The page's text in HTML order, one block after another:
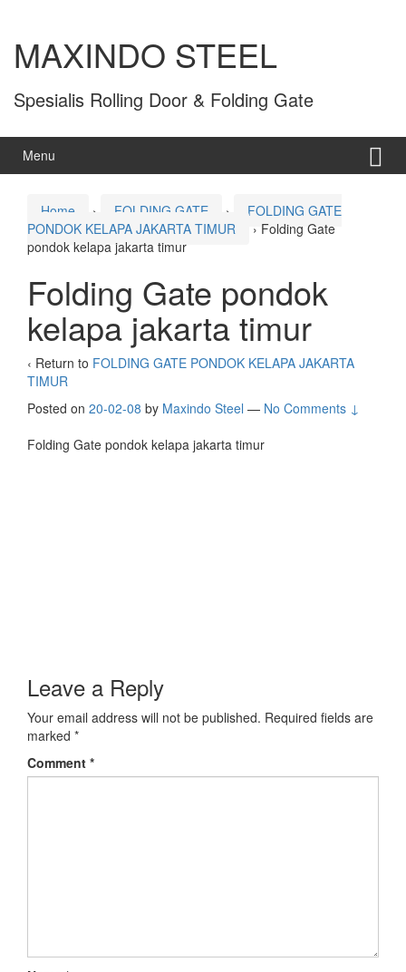
MAXINDO STEEL
Spesialis Rolling Door & Folding Gate
Menu
Home › FOLDING GATE ›
FOLDING GATE
PONDOK KELAPA JAKARTA TIMUR
› Folding Gate
pondok kelapa jakarta timur
Folding Gate pondok
kelapa jakarta timur
‹ Return to FOLDING GATE PONDOK KELAPA JAKARTA
TIMUR
Posted on 20-02-08 by Maxindo Steel — No Comments ↓
Folding Gate pondok kelapa jakarta timur
Leave a Reply
Your email address will not be published. Required fields are
marked *
Comment *